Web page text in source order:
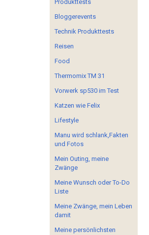
Produkttests
Bloggerevents
Technik Produkttests
Reisen
Food
Thermomix TM 31
Vorwerk sp530 im Test
Katzen wie Felix
Lifestyle
Manu wird schlank,Fakten
und Fotos
Mein Outing, meine
Zwänge
Meine Wunsch oder To-Do
Liste
Meine Zwänge, mein Leben
damit
Meine persönlichsten